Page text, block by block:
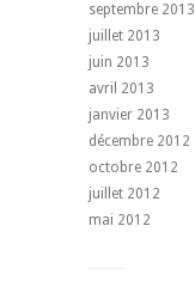
septembre 2013
juillet 2013
juin 2013
avril 2013
janvier 2013
décembre 2012
octobre 2012
juillet 2012
mai 2012